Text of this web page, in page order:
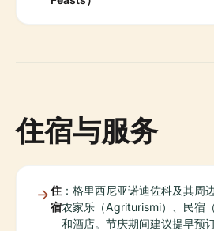
住宿与服务
住
宿
：格里西尼亚诺迪佐科及其周
农家乐（Agriturismi）、民宿（
和酒店。节庆期间建议提早预